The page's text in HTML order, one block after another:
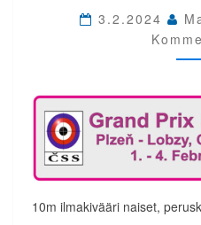
3.2.2024
10m ilmakivääri naiset,